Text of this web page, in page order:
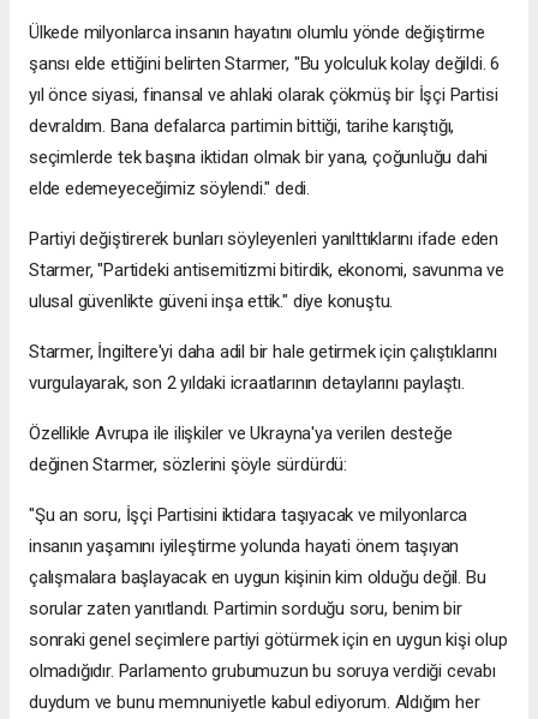
Ülkede milyonlarca insanın hayatını olumlu yönde değiştirme
şansı elde ettiğini belirten Starmer, "Bu yolculuk kolay değildi. 6
yıl önce siyasi, finansal ve ahlaki olarak çökmüş bir İşçi Partisi
devraldım. Bana defalarca partimin bittiği, tarihe karıştığı,
seçimlerde tek başına iktidarı olmak bir yana, çoğunluğu dahi
elde edemeyeceğimiz söylendi." dedi.
Partiyi değiştirerek bunları söyleyenleri yanılttıklarını ifade eden
Starmer, "Partideki antisemitizmi bitirdik, ekonomi, savunma ve
ulusal güvenlikte güveni inşa ettik." diye konuştu.
Starmer, İngiltere'yi daha adil bir hale getirmek için çalıştıklarını
vurgulayarak, son 2 yıldaki icraatlarının detaylarını paylaştı.
Özellikle Avrupa ile ilişkiler ve Ukrayna'ya verilen desteğe
değinen Starmer, sözlerini şöyle sürdürdü:
"Şu an soru, İşçi Partisini iktidara taşıyacak ve milyonlarca
insanın yaşamını iyileştirme yolunda hayati önem taşıyan
çalışmalara başlayacak en uygun kişinin kim olduğu değil. Bu
sorular zaten yanıtlandı. Partimin sorduğu soru, benim bir
sonraki genel seçimlere partiyi götürmek için en uygun kişi olup
olmadığıdır. Parlamento grubumuzun bu soruya verdiği cevabı
duydum ve bunu memnuniyetle kabul ediyorum. Aldığım her